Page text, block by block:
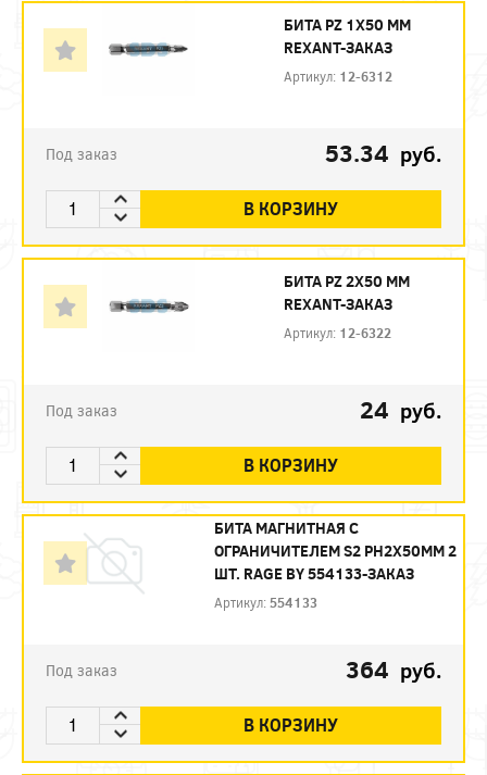
БИТА PZ 1X50 ММ
REXANT-ЗАКАЗ
Артикул: 12-6312
Под заказ 53.34 руб.
В КОРЗИНУ
БИТА PZ 2X50 ММ
REXANT-ЗАКАЗ
Артикул: 12-6322
Под заказ 24 руб.
В КОРЗИНУ
БИТА МАГНИТНАЯ С
ОГРАНИЧИТЕЛЕМ S2 PH2X50ММ 2
ШТ. RAGE BY 554133-ЗАКАЗ
Артикул: 554133
Под заказ 364 руб.
В КОРЗИНУ